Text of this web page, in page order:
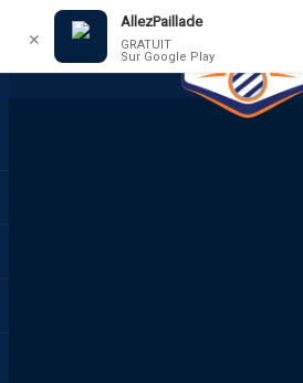
✕
AllezPaillade
GRATUIT
Sur Google Play